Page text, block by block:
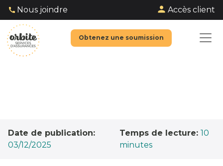
Nous joindre Accès client
Obtenez une soumission
Date de publication:
03/12/2025
Temps de lecture: 10
minutes